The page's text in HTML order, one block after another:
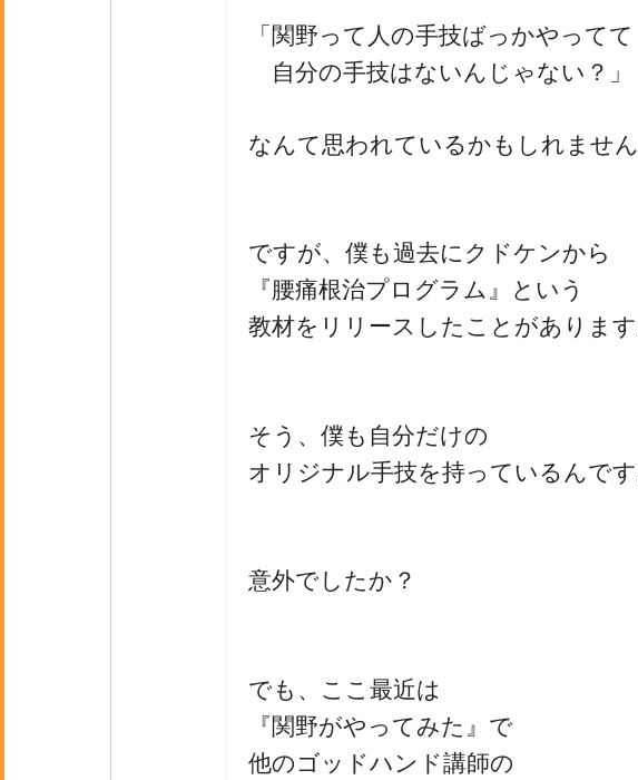
首・肩テク
「関野って人の手技ばっかやってて
自分の手技はないんじゃない？」
なんて思われているかもしれません
ですが、僕も過去にクドケンから
『腰痛根治プログラム』という
教材をリリースしたことがあります
そう、僕も自分だけの
オリジナル手技を持っているんです
意外でしたか？
でも、ここ最近は
『関野がやってみた』で
他のゴッドハンド講師の